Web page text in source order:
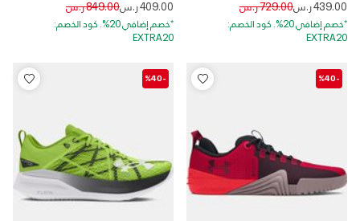
439.00 ر.س Price reduced from
729.00 ر.س to
*خصم إضافي 20%. كود الخصم:
EXTRA20
409.00 ر.س Price reduced from
849.00 ر.س to
*خصم إضافي 20%. كود الخصم:
EXTRA20
-%40
-%40